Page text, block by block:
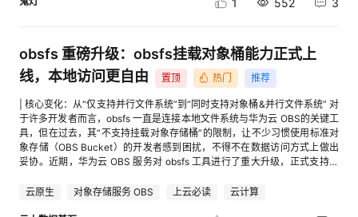
藏
长中心 STEP 1 实名认证 +50 点击 去完成 根据页面要求完成实名认证 [进入
帖子详情页查看图片] STEP 2 连续签到，每天签到 +10 成长中心右上角 签
到 [进入帖子详情页查看图片] STEP 3 首次开通码道，用智能问答对话一下
+80 首次开通，点击 去完成 [进入帖子详情页查看图片] 开通后 打开码道 右
下角对话框进行对话 [进入帖子详情页查看图片] STEP 4 发一篇博客 +60 点
击 写博客 发表 STEP 5 报名一个开发者活动 +10、开发者空间来个丝滑小
连招+100 开发者活动：选个感兴趣的活动 报个名 开发者空间小连招：①
进入页面 ② 创建云开发环境 ③ 点 开机 [进入帖子详情页查看图片] [进入
帖子详情页查看图片] STEP 6 攒够分，换代金券 去成长中心页面下方 进行
接发到 账号 里 根据自己的需要抵扣调用大模型的费用账单，或者买Token
obsfs 重磅升级：obsfs挂载对象桶能力正式上
线，本地访问更自由
置顶 热门 推荐
| 核心变化：从“仅支持并行文件系统”到“同时支持对象桶&并行文件系统” 对
于许多开发者而言，obsfs 一直是连接本地文件系统与华为云 OBS的关键工
具，但在过去，其“不支持挂载对象存储桶”的限制，让不少习惯使用标准对
象存储（OBS Bucket）的开发者感到困扰，不得不在数据访问方式上做出
妥协。近期，华为云 OBS 服务对 obsfs 工具进行了重大升级，正式支持将
像访问本地目录一样，直接操作对象存储桶中的海量数据，为 AI 训练、大
云原生 对象存储服务 OBS 上云必读 云计算